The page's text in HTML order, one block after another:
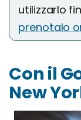
utilizzarlo
prenotalo
Con il
New